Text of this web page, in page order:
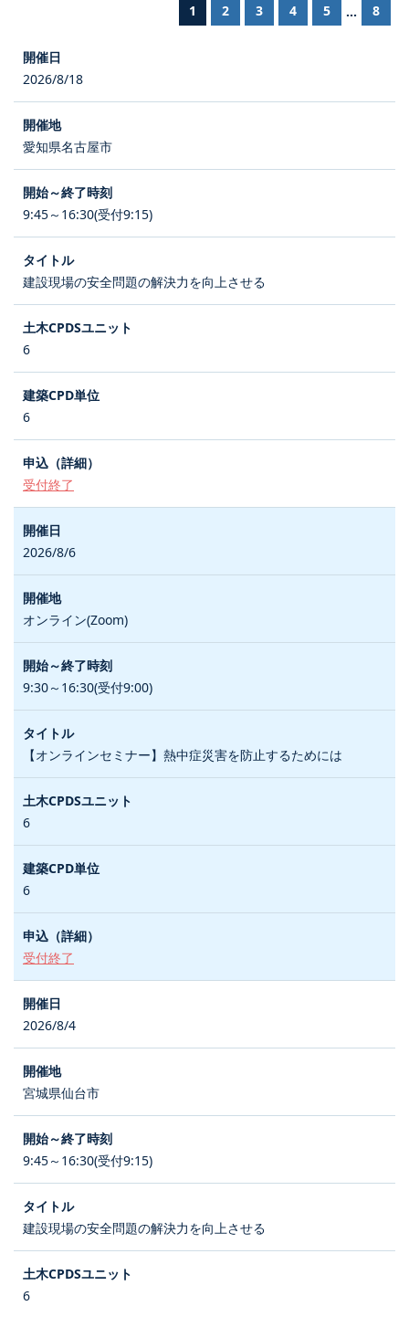
1 2 3 4 5 ... 8
2026/8/18
愛知県名古屋市
9:45～16:30(受付9:15)
建設現場の安全問題の解決力を向上させる
6
6
受付終了
2026/8/6
オンライン(Zoom)
9:30～16:30(受付9:00)
【オンラインセミナー】熱中症災害を防止するためには
6
6
受付終了
2026/8/4
宮城県仙台市
9:45～16:30(受付9:15)
建設現場の安全問題の解決力を向上させる
6